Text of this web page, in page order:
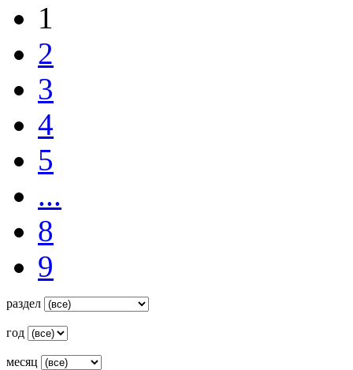
1
2
3
4
5
...
8
9
раздел
год
месяц